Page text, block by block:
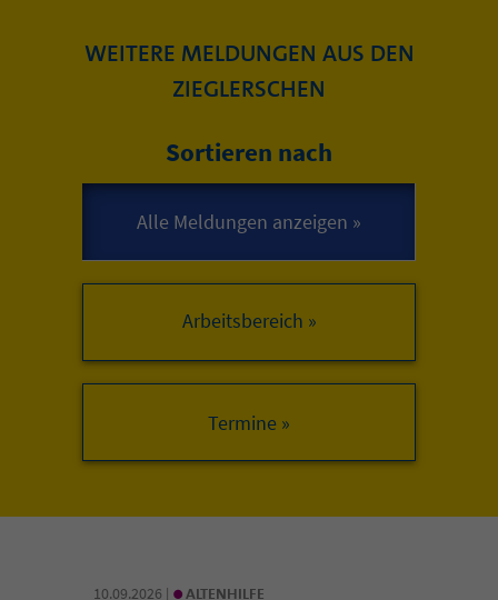
WEITERE MELDUNGEN AUS DEN
ZIEGLERSCHEN
Sortieren nach
Arbeitsbereich »
10.09.2026 | • ALTENHILFE